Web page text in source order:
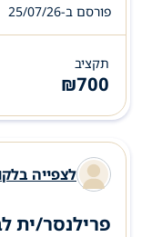
פורסם ב-25/07/26
תקציב
₪700
לצפייה
פרילנסר/ית